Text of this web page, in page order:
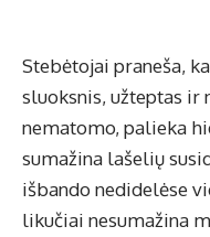
Stebėtojai praneša,
sluoksnis, užteptas
nematomo, palieka
sumažina lašelių
išbando nedidelėse
likučiai nesumažina